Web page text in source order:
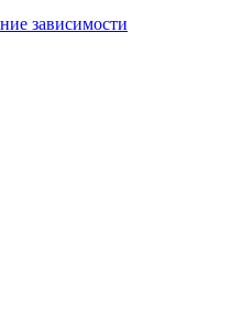
зависимости